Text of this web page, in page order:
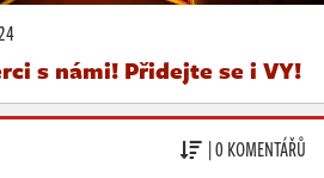
s námi! Přidejte se i VY!
| 0 KOMENTÁŘŮ